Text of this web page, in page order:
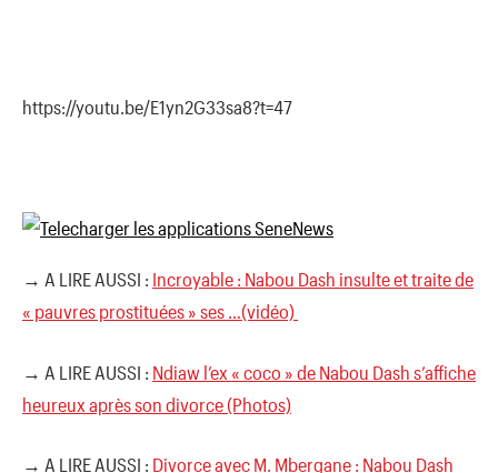
https://youtu.be/E1yn2G33sa8?t=47
→ A LIRE AUSSI : Incroyable : Nabou Dash insulte et traite de
« pauvres prostituées » ses …(vidéo)
→ A LIRE AUSSI : Ndiaw l’ex « coco » de Nabou Dash s’affiche
heureux après son divorce (Photos)
→ A LIRE AUSSI : Divorce avec M. Mbergane : Nabou Dash